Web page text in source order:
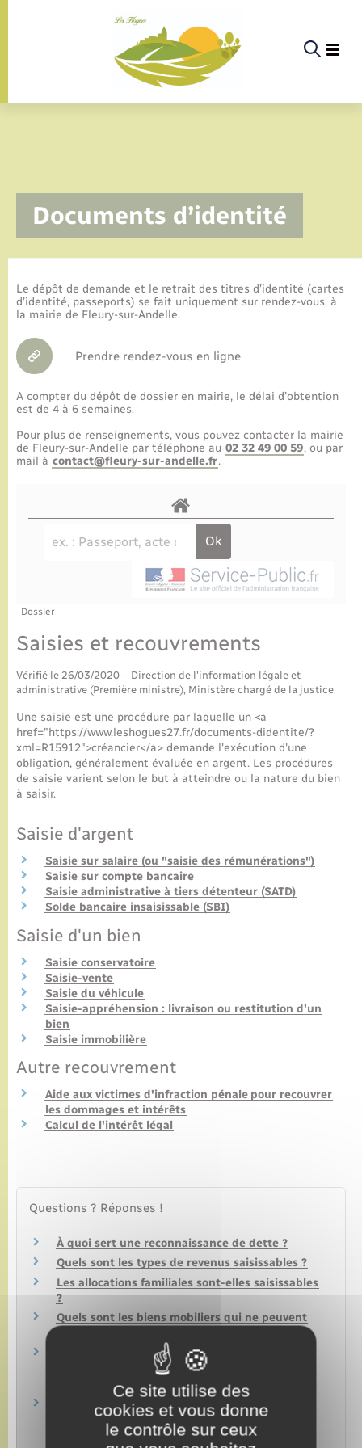
La commune
Actualités
Documents d’identité
Le dépôt de demande et le retrait des titres d’identité (cartes
d’identité, passeports) se fait uniquement sur rendez-vous, à
la mairie de Fleury-sur-Andelle.
Prendre rendez-vous en ligne
A compter du dépôt de dossier en mairie, le délai d’obtention
est de 4 à 6 semaines.
Pour plus de renseignements, vous pouvez contacter la mairie
de Fleury-sur-Andelle par téléphone au 02 32 49 00 59, ou par
mail à contact@fleury-sur-andelle.fr.
Dossier
Saisies et recouvrements
Vérifié le 26/03/2020 – Direction de l'information légale et
administrative (Première ministre), Ministère chargé de la justice
Une saisie est une procédure par laquelle un <a
href="https://www.leshogues27.fr/documents-didentite/?
xml=R15912">créancier</a> demande l'exécution d'une
obligation, généralement évaluée en argent. Les procédures
de saisie varient selon le but à atteindre ou la nature du bien
à saisir.
Saisie d'argent
Saisie sur salaire (ou "saisie des rémunérations")
Saisie sur compte bancaire
Saisie administrative à tiers détenteur (SATD)
Solde bancaire insaisissable (SBI)
Saisie d'un bien
Saisie conservatoire
Saisie-vente
Saisie du véhicule
Saisie-appréhension : livraison ou restitution d'un
bien
Saisie immobilière
Autre recouvrement
Aide aux victimes d'infraction pénale pour recouvrer
les dommages et intérêts
Calcul de l'intérêt légal
Questions ? Réponses !
À quoi sert une reconnaissance de dette ?
Quels sont les types de revenus saisissables ?
Les allocations familiales sont-elles saisissables
?
Quels sont les biens mobiliers qui ne peuvent
Quelles sont les saisies qu'un huissier de
justice (à présent appelé commissaire de
justice) peut faire ?
Un huissier (à présent appelé commissaire de
justice) peut-il entrer dans un logement en
l'absence de son occupant ?
Ce site utilise des
cookies et vous donne
le contrôle sur ceux